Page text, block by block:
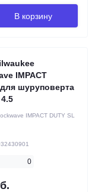
В корзину
IMPACT
шуруповерта
IMPACT DUTY SL
0